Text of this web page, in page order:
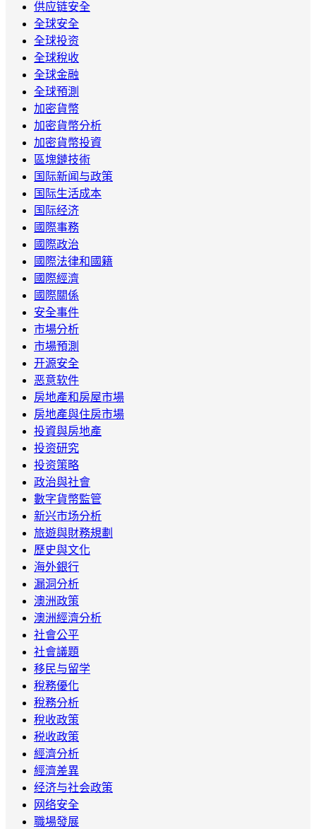
供应链安全
全球安全
全球投资
全球稅收
全球金融
全球預測
加密貨幣
加密貨幣分析
加密貨幣投資
區塊鏈技術
国际新闻与政策
国际生活成本
国际经济
國際事務
國際政治
國際法律和國籍
國際經濟
國際關係
安全事件
市場分析
市場預測
开源安全
恶意软件
房地產和房屋市場
房地產與住房市場
投資與房地產
投资研究
投资策略
政治與社會
數字貨幣監管
新兴市场分析
旅遊與財務規劃
歷史與文化
海外銀行
漏洞分析
澳洲政策
澳洲經濟分析
社會公平
社會議題
移民与留学
稅務優化
稅務分析
稅收政策
税收政策
經濟分析
經濟差異
经济与社会政策
网络安全
職場發展